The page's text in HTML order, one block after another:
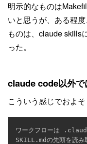
明示的なものは
いと思うが、ある程
ものは、claude skills
った。
claude code以外で
こういう感じでおよ
ワークフローは .
SKILL .